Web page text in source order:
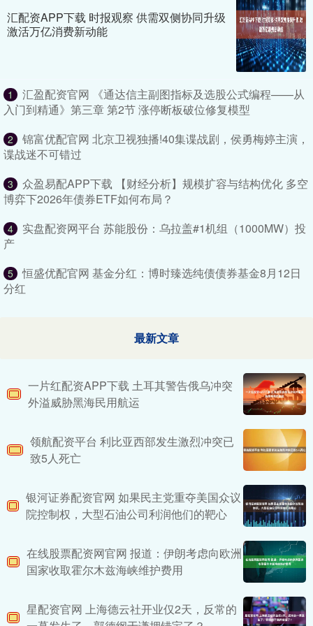
汇配资APP下载 时报观察 供需双侧协同升级
激活万亿消费新动能
1
汇盈配资官网 《通达信主副图指标及选股公式编程——从
入门到精通》第三章 第2节 涨停断板破位修复模型
2
锦富优配官网 北京卫视独播!40集谍战剧，侯勇梅婷主演，
谍战迷不可错过
3
众盈易配APP下载 【财经分析】规模扩容与结构优化 多空
博弈下2026年债券ETF如何布局？
4
实盘配资网平台 苏能股份：乌拉盖#1机组（1000MW）投
产
5
恒盛优配官网 基金分红：博时臻选纯债债券基金8月12日
分红
最新文章
一片红配资APP下载 土耳其警告俄乌冲突
外溢威胁黑海民用航运
领航配资平台 利比亚西部发生激烈冲突已
致5人死亡
银河证券配资官网 如果民主党重夺美国众议
院控制权，大型石油公司利润他们的靶心
在线股票配资网官网 报道：伊朗考虑向欧洲
国家收取霍尔木兹海峡维护费用
星配资官网 上海德云社开业仅2天，反常的